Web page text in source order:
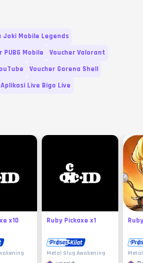
Joki Mobile Legends
PUBG Mobile
Voucher Valorant
Voucher Garena Shell
Aplikasi Live Bigo Live
x10 Ruby Pickaxe x1
Metal Slug Awakening Metal